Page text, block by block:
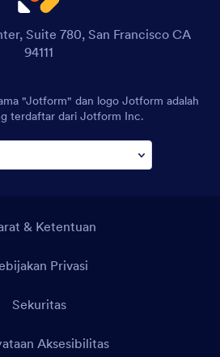
Suite 780, San Francisco CA
94111
"Jotform" dan logo Jotform adalah
terdaftar dari Jotform Inc.
& Ketentuan
Privasi
Sekuritas
Aksesibilitas